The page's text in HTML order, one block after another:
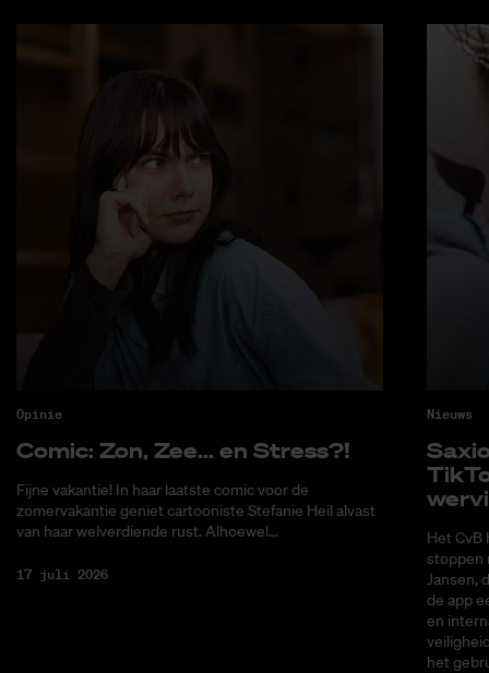
Opinie
Co­mic: Zon, Zee... en Stress?!
Fijne vakantie! In haar laatste comic voor de
zomervakantie geniet cartooniste Stefanie Heil alvast
van haar welverdiende rust. Alhoewel...
17 juli 2026
Nieuws
Het CvB
stoppen
Jansen,
de app
en
het